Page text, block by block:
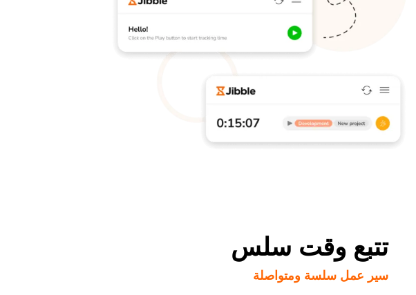
تتبع وقت سلس
سير عمل سلسة ومتواصلة